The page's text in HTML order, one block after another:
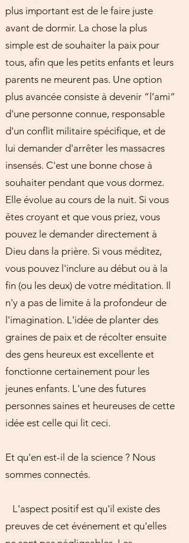
plus important est de le faire juste
avant de dormir. La chose la plus
simple est de souhaiter la paix pour
tous, afin que les petits enfants et leurs
parents ne meurent pas. Une option
plus avancée consiste à devenir “l’ami“
d'une personne connue, responsable
d'un conflit militaire spécifique, et de
lui demander d'arrêter les massacres
insensés. C'est une bonne chose à
souhaiter pendant que vous dormez.
Elle évolue au cours de la nuit. Si vous
êtes croyant et que vous priez, vous
pouvez le demander directement à
Dieu dans la prière. Si vous méditez,
vous pouvez l'inclure au début ou à la
fin (ou les deux) de votre méditation. Il
n'y a pas de limite à la profondeur de
l'imagination. L'idée de planter des
graines de paix et de récolter ensuite
des gens heureux est excellente et
fonctionne certainement pour les
jeunes enfants. L'une des futures
personnes saines et heureuses de cette
idée est celle qui lit ceci.
Et qu'en est-il de la science ? Nous
sommes connectés.
L'aspect positif est qu'il existe des
preuves de cet événement et qu'elles